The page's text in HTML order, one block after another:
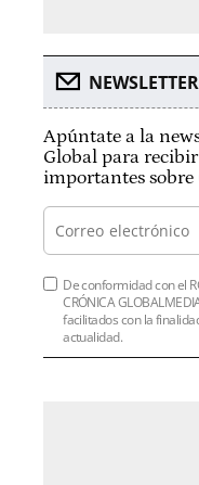
Apúntate a la
Global para
importantes
De conformidad con el
CRÓNICA
facilitados con la
actualidad.